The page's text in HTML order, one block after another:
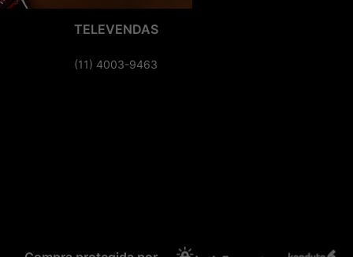
TELEVENDAS
(11) 4003-9463